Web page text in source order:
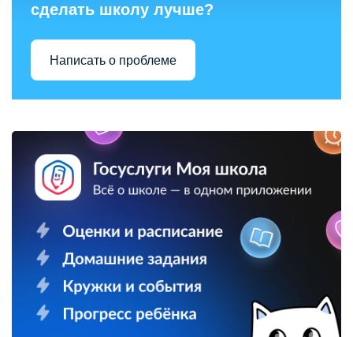
сделать школу лучше?
Написать о проблеме